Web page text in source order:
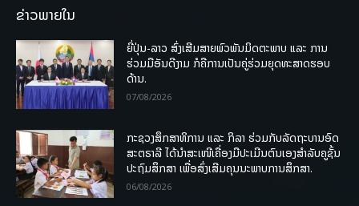
ຂ່າວພາຍໃນ
ຍີ່ປຸ່ນ-ລາວ ສົ່ງເສີມສາຍພົວພັນມິດຕະພາບ ແລະ ການ
ຮ່ວມມືອັນດີງາມ ກໍຄືການເປັນຄູ່ຮ່ວມຍຸດທະສາດຮອບ
ດ້ານ.
07/08/2026
ກະຊວງສຶກສາທິການ ແລະ ກິລາ ຮ່ວມກັບລັດຖະບານອົດ
ສະຕຣາລີ ໄດ້ນຳສະເໜີເຄື່ອງມືປະເມີນຕົນເອງສຳລັບຄູຊັ້ນ
ປະຖົມສຶກສາ ເພື່ອສົ່ງເສີມຄຸນນະພາບການສຶກສາ.
06/08/2026